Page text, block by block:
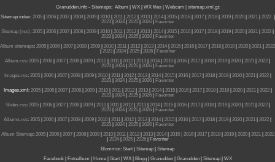
Granudden.info- Sitemaps: Album WX WX files | Webcam |
sitemap.xml.gz
Sitemap index: 2005| 2006| 2007| 2008| 2009| 2010| 2011| 2012| 2013| 2014| 2015| 2016| 2017| 2018| 2019| 2020| 2021| 2022|
2023| 2024| 2025| 2026|
Favoriter
Sitemap (rss): 2005 2006 2007 2008 2009 2010 2011 2012 2013 2014 2015 2016 2017 2018 2019 2020 2021 2022
2023| 2024| 2025| 2026|
Favoriter
Album sitemaps: 2005 2006 2007 2008 2009 2010 2011 2012 2013 2014 2015 2016 2017 2018 2019 2020 2021
2022
2023| 2024| 2025| 2026|
Favoriter
Album.rss: 2005 2006 2007 2008 2009 2010 2011 2012 2013 2014 2015 2016 2017 2018 2019 2020 2021 2022
2023| 2024| 2025| 2026|
Favoriter
Images.rss: 2005| 2006| 2007| 2008| 2009| 2010| 2011| 2012| 2013| 2014| 2015| 2016| 2017| 2018| 2019| 2020| 2021| 2022|
2023| 2024| 2025| 2026|
Favoriter
Images.xml: 2005| 2006| 2007| 2008| 2009| 2010| 2011| 2012| 2013| 2014| 2015| 2016| 2017| 2018| 2019| 2020| 2021| 2022|
2023| 2024| 2025| 2026|
Favoriter
Slides.rss: 2005| 2006| 2007| 2008| 2009| 2010| 2011| 2012| 2013| 2014| 2015| 2016| 2017| 2018| 2019| 2020| 2021| 2022|
2023| 2024| 2025| 2026|
Favoriter
Albums.rss: 2005 2006 2007 2008 2009 2010 2011 2012 2013 2014 2015 2016 2017 2018 2019 2020 2021 2022
2023| 2024| 2025| 2026|
Favoriter
Album Sitemap: 2005| 2006| 2007| 2008| 2009| 2010| 2011| 2012| 2013| 2014| 2015 | 2016| 2017| 2018| 2019| 2020| 2021| 2022
2024| 2025| 2026|
Favoriter
Blommor: Start Sitemap
Sitemap
Facebook| Fotoalbum Home| Start| WX| Blogg| Granudden| Granudden| Sitemap| WX